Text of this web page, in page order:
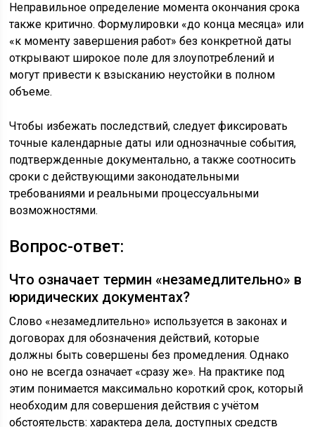
Неправильное определение момента окончания срока
также критично. Формулировки «до конца месяца» или
«к моменту завершения работ» без конкретной даты
открывают широкое поле для злоупотреблений и
могут привести к взысканию неустойки в полном
объеме.
Чтобы избежать последствий, следует фиксировать
точные календарные даты или однозначные события,
подтвержденные документально, а также соотносить
сроки с действующими законодательными
требованиями и реальными процессуальными
возможностями.
Вопрос-ответ:
Что означает термин «незамедлительно» в
юридических документах?
Слово «незамедлительно» используется в законах и
договорах для обозначения действий, которые
должны быть совершены без промедления. Однако
оно не всегда означает «сразу же». На практике под
этим понимается максимально короткий срок, который
необходим для совершения действия с учётом
обстоятельств: характера дела, доступных средств